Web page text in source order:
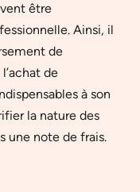
être
Ainsi, il
de
de
à son
la nature des
une note de frais.